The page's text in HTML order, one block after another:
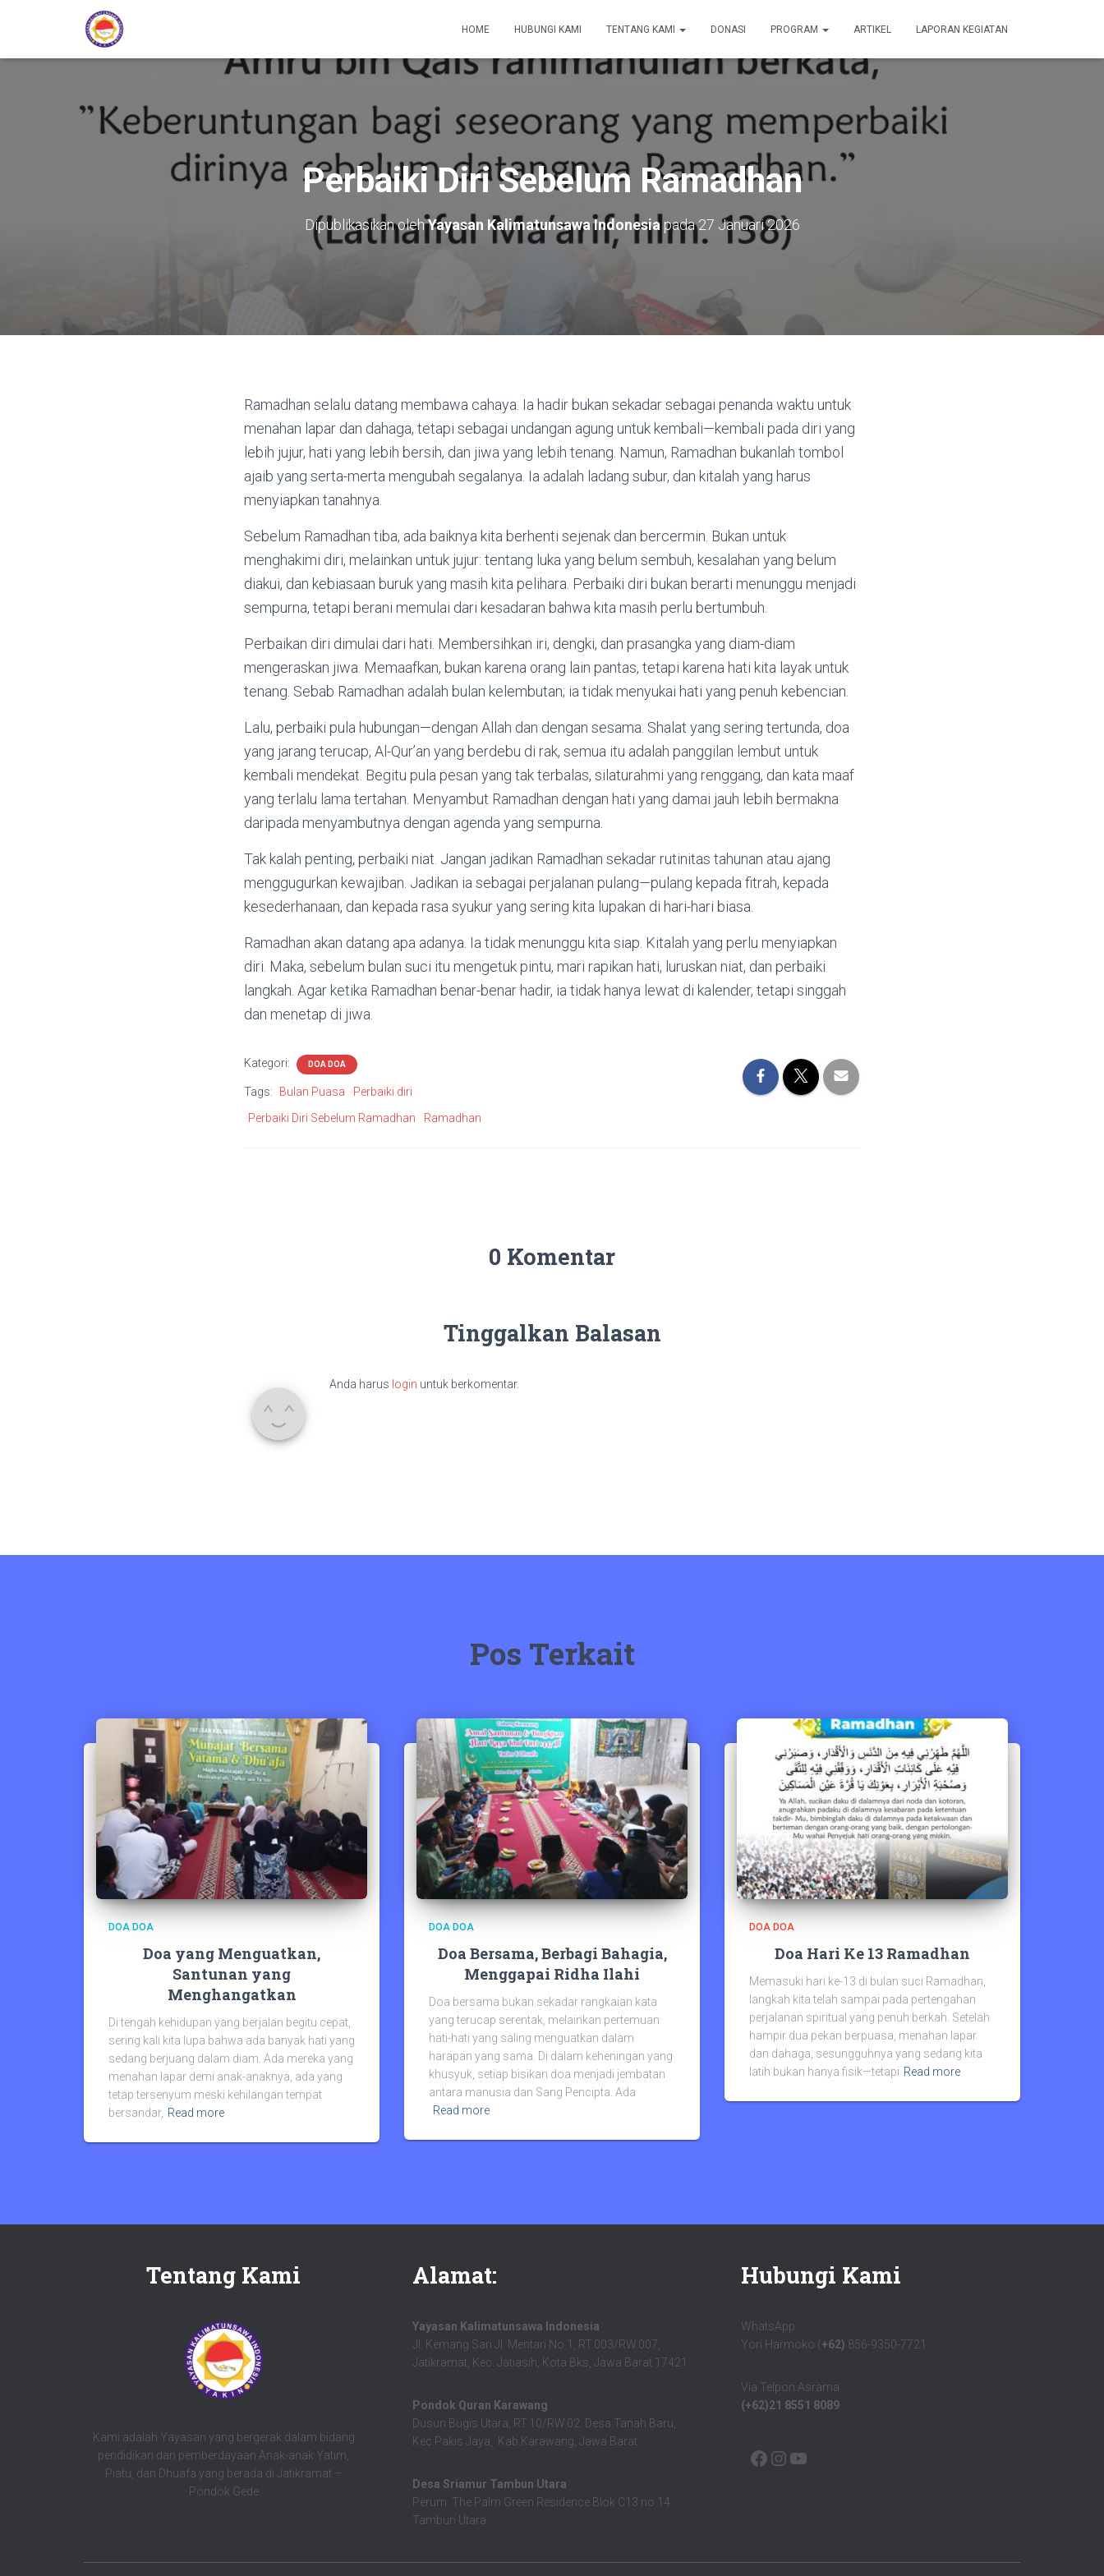
HOME HUBUNGI KAMI TENTANG KAMI DONASI PROGRAM ARTIKEL LAPORAN KEGIATAN
Perbaiki Diri Sebelum Ramadhan
Dipublikasikan olehYayasan Kalimatunsawa Indonesia pada27 Januari 2026
Ramadhan selalu datang membawa cahaya. Ia hadir bukan sekadar sebagai penanda waktu untuk
menahan lapar dan dahaga, tetapi sebagai undangan agung untuk kembali—kembali pada diri yang
lebih jujur, hati yang lebih bersih, dan jiwa yang lebih tenang. Namun, Ramadhan bukanlah tombol
ajaib yang serta-merta mengubah segalanya. Ia adalah ladang subur, dan kitalah yang harus
menyiapkan tanahnya.
Sebelum Ramadhan tiba, ada baiknya kita berhenti sejenak dan bercermin. Bukan untuk
menghakimi diri, melainkan untuk jujur: tentang luka yang belum sembuh, kesalahan yang belum
diakui, dan kebiasaan buruk yang masih kita pelihara. Perbaiki diri bukan berarti menunggu menjadi
sempurna, tetapi berani memulai dari kesadaran bahwa kita masih perlu bertumbuh.
Perbaikan diri dimulai dari hati. Membersihkan iri, dengki, dan prasangka yang diam-diam
mengeraskan jiwa. Memaafkan, bukan karena orang lain pantas, tetapi karena hati kita layak untuk
tenang. Sebab Ramadhan adalah bulan kelembutan; ia tidak menyukai hati yang penuh kebencian.
Lalu, perbaiki pula hubungan—dengan Allah dan dengan sesama. Shalat yang sering tertunda, doa
yang jarang terucap, Al-Qur’an yang berdebu di rak, semua itu adalah panggilan lembut untuk
kembali mendekat. Begitu pula pesan yang tak terbalas, silaturahmi yang renggang, dan kata maaf
yang terlalu lama tertahan. Menyambut Ramadhan dengan hati yang damai jauh lebih bermakna
daripada menyambutnya dengan agenda yang sempurna.
Tak kalah penting, perbaiki niat. Jangan jadikan Ramadhan sekadar rutinitas tahunan atau ajang
menggugurkan kewajiban. Jadikan ia sebagai perjalanan pulang—pulang kepada fitrah, kepada
kesederhanaan, dan kepada rasa syukur yang sering kita lupakan di hari-hari biasa.
Ramadhan akan datang apa adanya. Ia tidak menunggu kita siap. Kitalah yang perlu menyiapkan
diri. Maka, sebelum bulan suci itu mengetuk pintu, mari rapikan hati, luruskan niat, dan perbaiki
langkah. Agar ketika Ramadhan benar-benar hadir, ia tidak hanya lewat di kalender, tetapi singgah
dan menetap di jiwa.
Kategori: DOA DOA
Tags: Bulan Puasa
Perbaiki diri
Perbaiki Diri Sebelum Ramadhan
Ramadhan
0 Komentar
Tinggalkan Balasan
Anda harus login untuk berkomentar.
Pos Terkait
DOA DOA
Doa yang Menguatkan,
Santunan yang
Menghangatkan
Di tengah kehidupan yang berjalan begitu cepat,
sering kali kita lupa bahwa ada banyak hati yang
sedang berjuang dalam diam. Ada mereka yang
menahan lapar demi anak-anaknya, ada yang
tetap tersenyum meski kehilangan tempat
bersandar, Read more
DOA DOA
Doa Bersama, Berbagi Bahagia,
Menggapai Ridha Ilahi
Doa bersama bukan sekadar rangkaian kata
yang terucap serentak, melainkan pertemuan
hati-hati yang saling menguatkan dalam
harapan yang sama. Di dalam keheningan yang
khusyuk, setiap bisikan doa menjadi jembatan
antara manusia dan Sang Pencipta. Ada
Read more
DOA DOA
Doa Hari Ke 13 Ramadhan
Memasuki hari ke-13 di bulan suci Ramadhan,
langkah kita telah sampai pada pertengahan
perjalanan spiritual yang penuh berkah. Setelah
hampir dua pekan berpuasa, menahan lapar
dan dahaga, sesungguhnya yang sedang kita
latih bukan hanya fisik—tetapi Read more
Tentang Kami
Kami adalah Yayasan yang bergerak dalam bidang
pendidikan dan pemberdayaan Anak-anak Yatim,
Piatu, dan Dhuafa yang berada di Jatikramat –
Pondok Gede
Alamat:
Yayasan Kalimatunsawa Indonesia
Jl. Kemang Sari Jl. Mentari No.1, RT.003/RW.007,
Jatikramat, Kec. Jatiasih, Kota Bks, Jawa Barat 17421
Pondok Quran Karawang
Dusun Bugis Utara, RT.10/RW.02. Desa Tanah Baru,
Kec.Pakis Jaya, Kab.Karawang, Jawa Barat
Desa Sriamur Tambun Utara
Perum. The Palm Green Residence Blok C13 no 14
Tambun Utara
Hubungi Kami
WhatsApp
Yori Harmoko (+62) 856-9350-7721
Via Telpon Asrama
(+62)21 8551 8089